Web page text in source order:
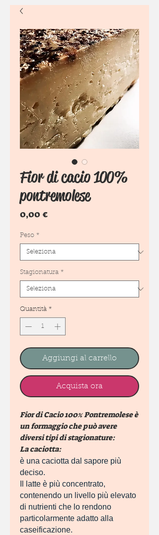
Fior di cacio 100%
pontremolese
0,00 €Prezzo
Peso *
Stagionatura *
Quantità *
Aggiungi al carrello
Acquista ora
Fior di Cacio 100% Pontremolese è
un formaggio che può avere
diversi tipi di stagionature:
La caciotta:
è una caciotta dal sapore più
deciso.
Il latte è più concentrato,
contenendo un livello più elevato
di nutrienti che lo rendono
particolarmente adatto alla
caseificazione.